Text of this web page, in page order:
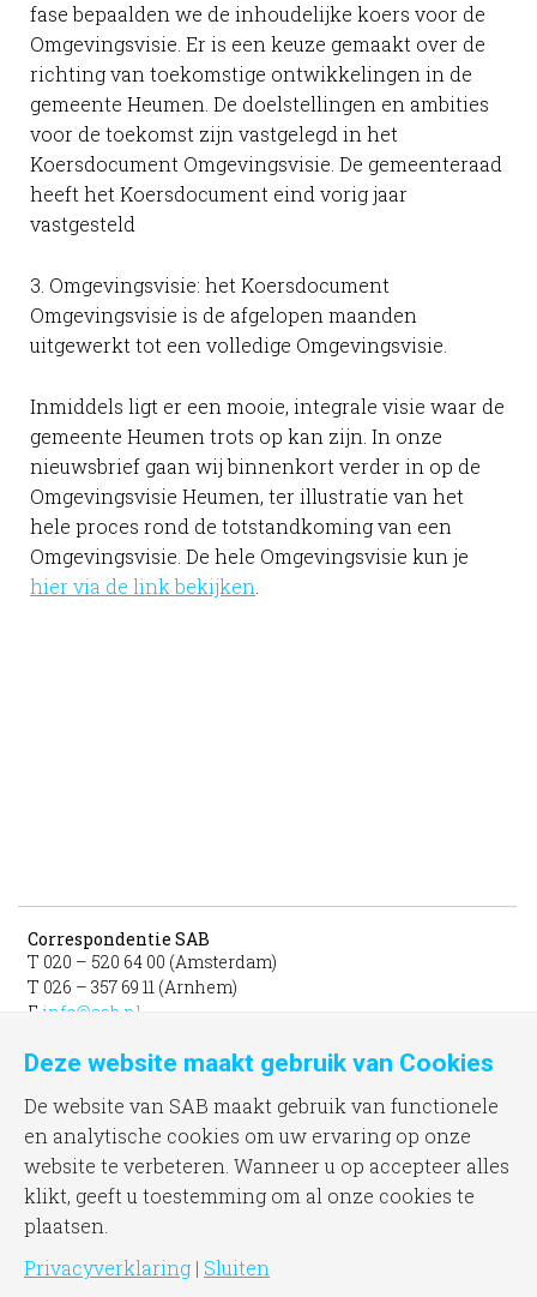
fase bepaalden we de inhoudelijke koers voor de
Omgevingsvisie. Er is een keuze gemaakt over de
richting van toekomstige ontwikkelingen in de
gemeente Heumen. De doelstellingen en ambities
voor de toekomst zijn vastgelegd in het
Koersdocument Omgevingsvisie. De gemeenteraad
heeft het Koersdocument eind vorig jaar
vastgesteld
3. Omgevingsvisie: het Koersdocument
Omgevingsvisie is de afgelopen maanden
uitgewerkt tot een volledige Omgevingsvisie.
Inmiddels ligt er een mooie, integrale visie waar de
gemeente Heumen trots op kan zijn. In onze
nieuwsbrief gaan wij binnenkort verder in op de
Omgevingsvisie Heumen, ter illustratie van het
hele proces rond de totstandkoming van een
Omgevingsvisie. De hele Omgevingsvisie kun je
hier via de link bekijken.
Correspondentie SAB
T 020 – 520 64 00 (Amsterdam)
T 026 – 357 69 11 (Arnhem)
E info@sab.nl
Bezoekadres Amsterdam
gevestigd in het INIT
unit 331b
Jacob Bontiusplaats 9
1018 LL Amsterdam
Bezoekadres Arnhem
Frombergdwarsstraat 54
6814 DZ Arnhem
Deze website maakt gebruik van Cookies
De website van SAB maakt gebruik van functionele
en analytische cookies om uw ervaring op onze
website te verbeteren. Wanneer u op accepteer alles
klikt, geeft u toestemming om al onze cookies te
plaatsen.
Privacyverklaring | Sluiten